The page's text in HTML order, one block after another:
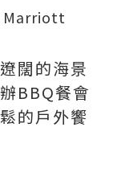
闊的海景
BBQ餐會
的戶外饗